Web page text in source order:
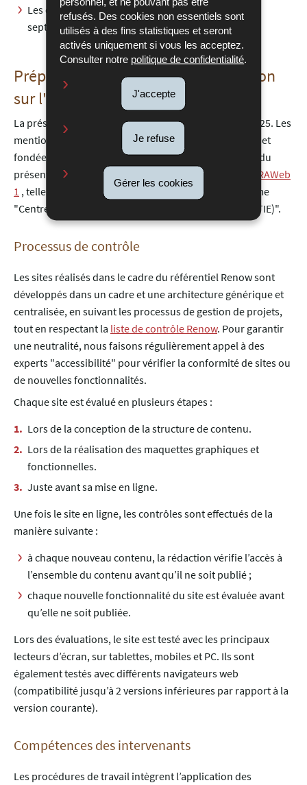
refusés. Des cookies non essentiels sont
utilisés à des fins statistiques et seront
activés uniquement si vous les acceptez.
Consulter notre politique de confidentialité.
J'accepte
Je refuse
Gérer les cookies
Les documents bureautiques publiés avant le 23
septembre 2018.
Préparation de la présente déclaration
sur l'accessibilité
La présente déclaration a été préparée le 14 février 2025. Les
mentions figurant dans cette déclaration sont exactes et
fondées sur une évaluation effective de la conformité du
présent site internet avec les exigences fixées dans le
RAWeb
1 , telle qu'une auto-évaluation réalisée par l'organisme
"Centre des technologies de l’information de l’État (CTIE)".
Processus de contrôle
Les sites réalisés dans le cadre du référentiel Renow sont
développés dans un cadre et une architecture générique et
centralisée, en suivant les processus de gestion de projets,
tout en respectant la liste de contrôle Renow. Pour garantir
une neutralité, nous faisons régulièrement appel à des
experts "accessibilité" pour vérifier la conformité de sites ou
de nouvelles fonctionnalités.
Chaque site est évalué en plusieurs étapes :
Lors de la conception de la structure de contenu.
Lors de la réalisation des maquettes graphiques et
fonctionnelles.
Juste avant sa mise en ligne.
Une fois le site en ligne, les contrôles sont effectués de la
manière suivante :
à chaque nouveau contenu, la rédaction vérifie l’accès à
l’ensemble du contenu avant qu’il ne soit publié ;
chaque nouvelle fonctionnalité du site est évaluée avant
qu’elle ne soit publiée.
Lors des évaluations, le site est testé avec les principaux
lecteurs d’écran, sur tablettes, mobiles et PC. Ils sont
également testés avec différents navigateurs web
(compatibilité jusqu’à 2 versions inférieures par rapport à la
version courante).
Compétences des intervenants
Les procédures de travail intègrent l’application des